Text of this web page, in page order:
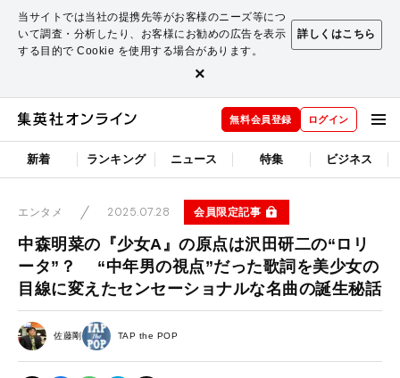
当サイトでは当社の提携先等がお客様のニーズ等につ
いて調査・分析したり、お客様にお勧めの広告を表示
する目的で Cookie を使用する場合があります。
詳しくはこちら
×
無料会員登録 ログイン
新着 ランキング ニュース 特集 ビジネス
エンタメ 2025.07.28 会員限定記事
中森明菜の『少女A』の原点は沢田研二の“ロリ
ータ”？ “中年男の視点”だった歌詞を美少女の
目線に変えたセンセーショナルな名曲の誕生秘話
佐藤剛 TAP the POP